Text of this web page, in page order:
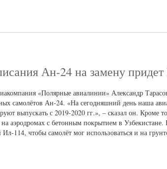
Ан-24 на замену
«Полярные авиалинии» Александр
самолётов Ан-24. «На сегодняшний день наша
выпускать с 2019-2020 гг.», – сказал он. Кроме
на аэродромах с бетонным покрытием в
114, чтобы самолёт мог использоваться и на